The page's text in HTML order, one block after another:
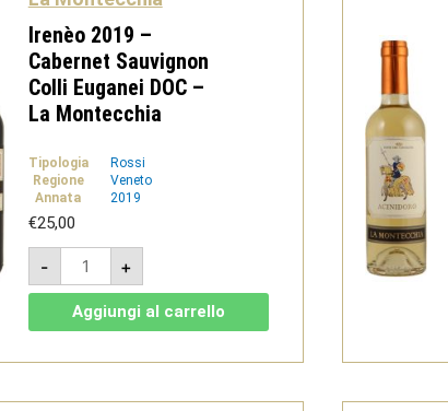
Irenèo 2019 –
Cabernet Sauvignon
Colli Euganei DOC –
La Montecchia
Tipologia
Rossi
Regione
Veneto
Annata
2019
€25,00
-
Irenèo
2019
-
Cabernet
Sauvignon
Colli
DOC
La
+
Aggiungi al carrello